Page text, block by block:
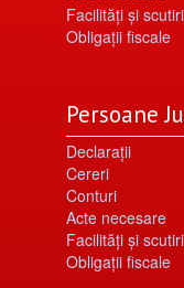
Facilități şi
Obligaţii fiscale
Persoane
Declarații
Cereri
Conturi
Acte necesare
Facilități şi
Obligaţii fiscale